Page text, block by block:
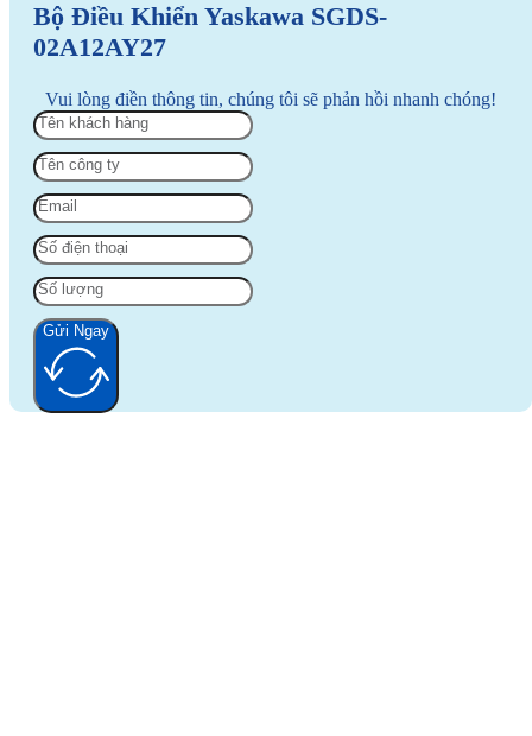
Bộ Điều Khiển Yaskawa SGDS-
02A12AY27
Vui lòng điền thông tin, chúng tôi sẽ phản hồi nhanh chóng!
Gửi Ngay